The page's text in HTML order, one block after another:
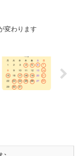
変わります